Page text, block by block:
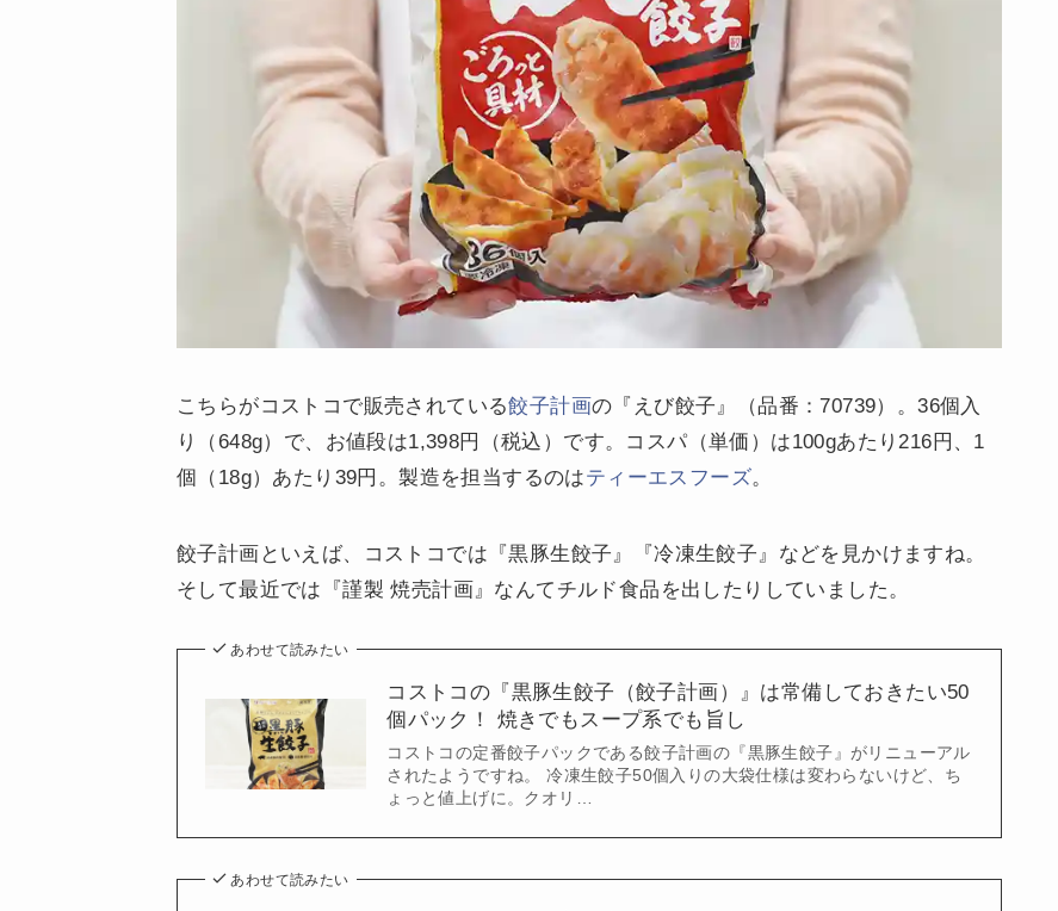
こちらがコストコで販売されている餃子計画の『えび餃子』（品番：70739）。36個入
り（648g）で、お値段は1,398円（税込）です。コスパ（単価）は100gあたり216円、1
個（18g）あたり39円。製造を担当するのはティーエスフーズ。
餃子計画といえば、コストコでは『黒豚生餃子』『冷凍生餃子』などを見かけますね。
そして最近では『謹製 焼売計画』なんてチルド食品を出したりしていました。
あわせて読みたい
コストコの『黒豚生餃子（餃子計画）』は常備しておきたい50
個パック！ 焼きでもスープ系でも旨し
コストコの定番餃子パックである餃子計画の『黒豚生餃子』がリニューアル
されたようですね。 冷凍生餃子50個入りの大袋仕様は変わらないけど、ち
ょっと値上げに。クオリ…
あわせて読みたい